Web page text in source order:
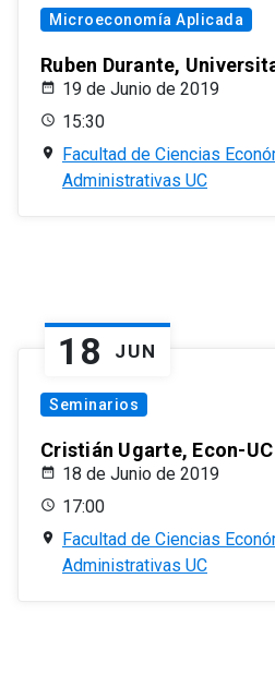
Microeconomía Aplicada
Ruben Durante,
19 de Junio de 2019
15:30
Facultad de Ciencias
Administrativas UC
18 JUN
Seminarios
Cristián Ugarte, Econ-
18 de Junio de 2019
17:00
Facultad de Ciencias
Administrativas UC